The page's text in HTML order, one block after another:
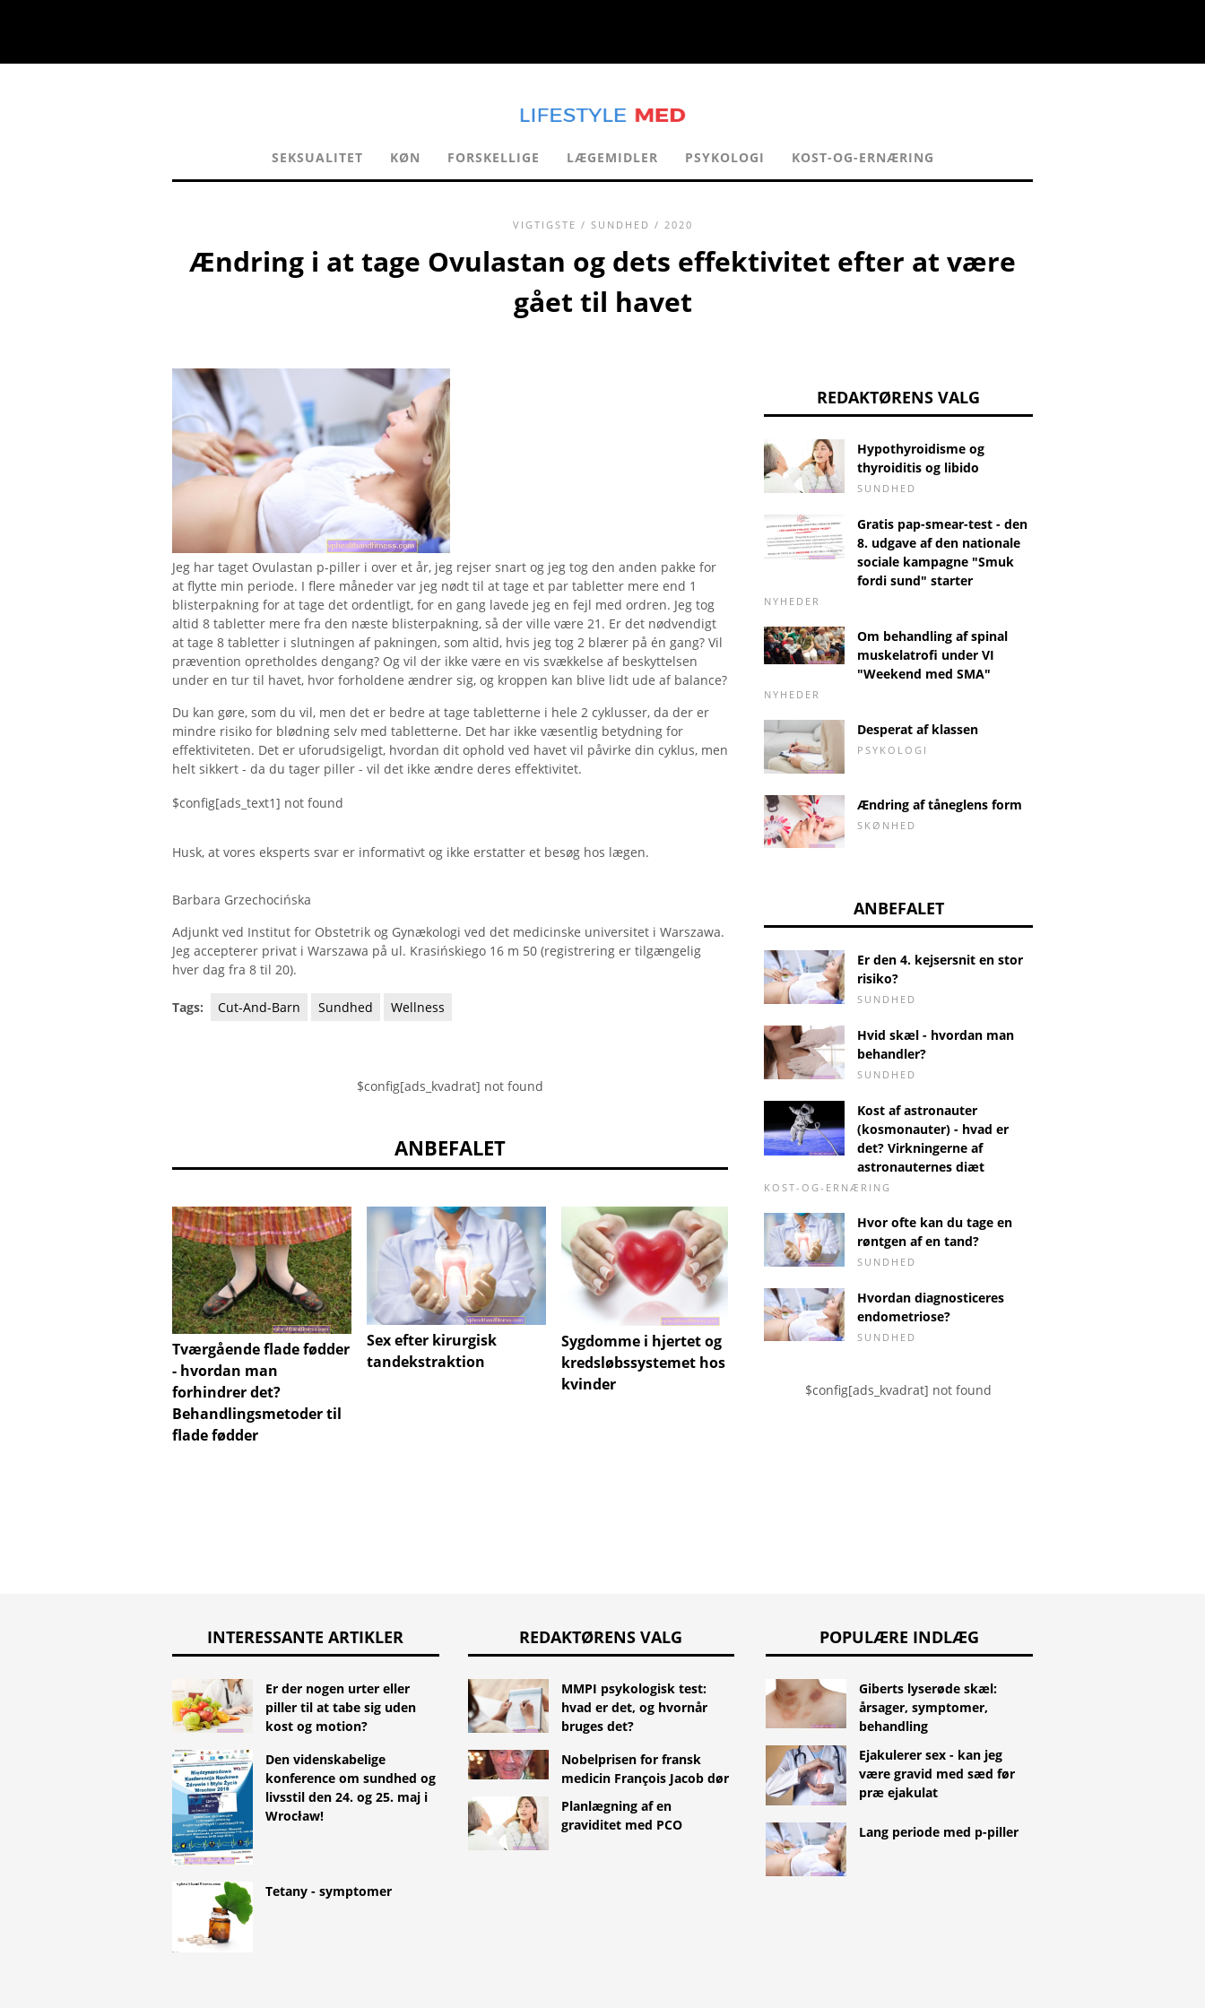
SEKSUALITET KØN FORSKELLIGE LÆGEMIDLER PSYKOLOGI KOST-OG-ERNÆRING
VIGTIGSTE / SUNDHED / 2020
Ændring i at tage Ovulastan og dets effektivitet efter at være
gået til havet
Jeg har taget Ovulastan p-piller i over et år, jeg rejser snart og jeg tog den anden pakke for
at flytte min periode. I flere måneder var jeg nødt til at tage et par tabletter mere end 1
blisterpakning for at tage det ordentligt, for en gang lavede jeg en fejl med ordren. Jeg tog
altid 8 tabletter mere fra den næste blisterpakning, så der ville være 21. Er det nødvendigt
at tage 8 tabletter i slutningen af ​​pakningen, som altid, hvis jeg tog 2 blærer på én gang? Vil
prævention opretholdes dengang? Og vil der ikke være en vis svækkelse af beskyttelsen
under en tur til havet, hvor forholdene ændrer sig, og kroppen kan blive lidt ude af balance?
Du kan gøre, som du vil, men det er bedre at tage tabletterne i hele 2 cyklusser, da der er
mindre risiko for blødning selv med tabletterne. Det har ikke væsentlig betydning for
effektiviteten. Det er uforudsigeligt, hvordan dit ophold ved havet vil påvirke din cyklus, men
helt sikkert - da du tager piller - vil det ikke ændre deres effektivitet.
$config[ads_text1] not found
Husk, at vores eksperts svar er informativt og ikke erstatter et besøg hos lægen.
Barbara Grzechocińska
Adjunkt ved Institut for Obstetrik og Gynækologi ved det medicinske universitet i Warszawa.
Jeg accepterer privat i Warszawa på ul. Krasińskiego 16 m 50 (registrering er tilgængelig
hver dag fra 8 til 20).
Tags: Cut-And-Barn Sundhed Wellness
$config[ads_kvadrat] not found
ANBEFALET
Tværgående flade fødder
- hvordan man
forhindrer det?
Behandlingsmetoder til
flade fødder
Sex efter kirurgisk
tandekstraktion
Sygdomme i hjertet og
kredsløbssystemet hos
kvinder
Parathyroideahormon
normer, overskud,
REDAKTØRENS VALG
Hypothyroidisme og
thyroiditis og libido
SUNDHED
Gratis pap-smear-test - den
8. udgave af den nationale
sociale kampagne "Smuk
fordi sund" starter
NYHEDER
Om behandling af spinal
muskelatrofi under VI
"Weekend med SMA"
NYHEDER
Desperat af klassen
PSYKOLOGI
Ændring af tåneglens form
SKØNHED
ANBEFALET
Er den 4. kejsersnit en stor
risiko?
SUNDHED
Hvid skæl - hvordan man
behandler?
SUNDHED
Kost af astronauter
(kosmonauter) - hvad er
det? Virkningerne af
astronauternes diæt
KOST-OG-ERNÆRING
Hvor ofte kan du tage en
røntgen af ​​en tand?
SUNDHED
Hvordan diagnosticeres
endometriose?
SUNDHED
$config[ads_kvadrat] not found
INTERESSANTE ARTIKLER
Er der nogen urter eller
piller til at tabe sig uden
kost og motion?
Den videnskabelige
konference om sundhed og
livsstil den 24. og 25. maj i
Wrocław!
Tetany - symptomer
REDAKTØRENS VALG
MMPI psykologisk test:
hvad er det, og hvornår
bruges det?
Nobelprisen for fransk
medicin François Jacob dør
Planlægning af en
graviditet med PCO
POPULÆRE INDLÆG
Giberts lyserøde skæl:
årsager, symptomer,
behandling
Ejakulerer sex - kan jeg
være gravid med sæd før
præ ejakulat
Lang periode med p-piller